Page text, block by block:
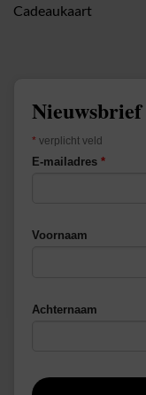
Cadeaukaart
Nieuwsbrief
* verplicht veld
E-mailadres *
Voornaam
Achternaam